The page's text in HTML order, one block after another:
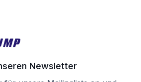
Newsletter